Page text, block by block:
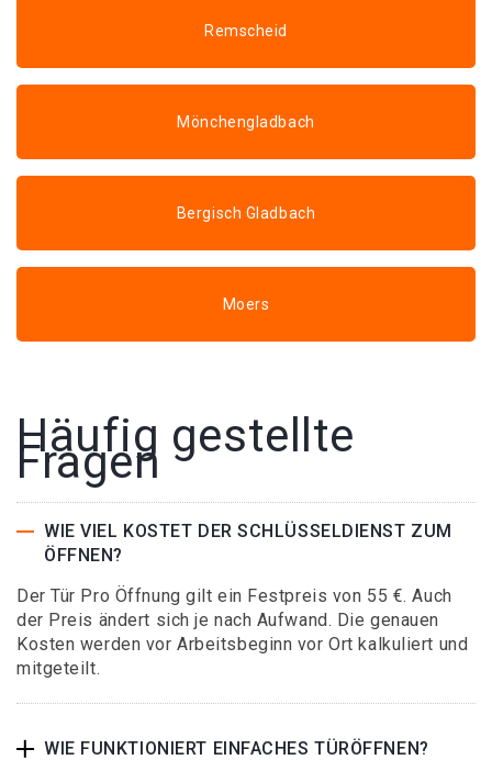
Remscheid
Mönchengladbach
Bergisch Gladbach
Moers
Häufig gestellte
Fragen
WIE VIEL KOSTET DER SCHLÜSSELDIENST ZUM
ÖFFNEN?
Der Tür Pro Öffnung gilt ein Festpreis von 55 €. Auch
der Preis ändert sich je nach Aufwand. Die genauen
Kosten werden vor Arbeitsbeginn vor Ort kalkuliert und
mitgeteilt.
WIE FUNKTIONIERT EINFACHES TÜRÖFFNEN?